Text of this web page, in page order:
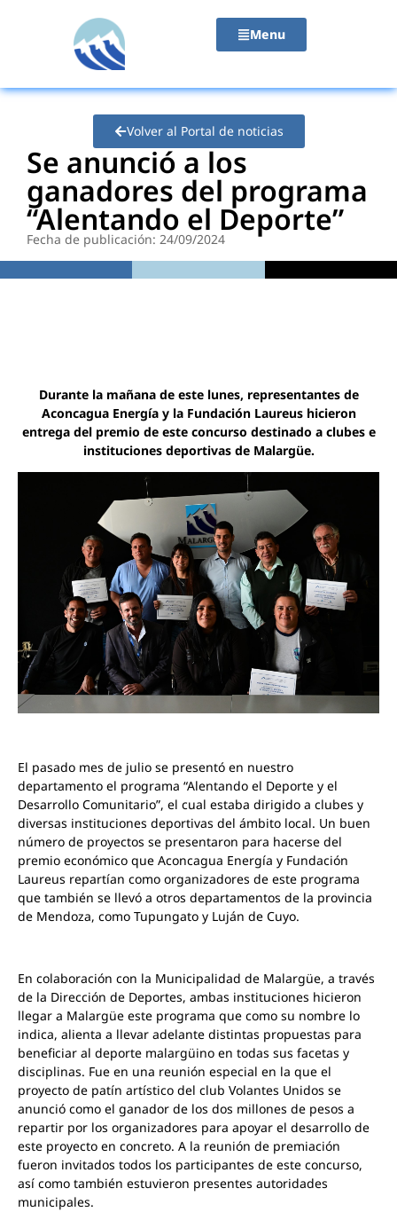
Menu
Volver al Portal de noticias
Se anunció a los
ganadores del programa
“Alentando el Deporte”
Fecha de publicación: 24/09/2024
Durante la mañana de este lunes, representantes de
Aconcagua Energía y la Fundación Laureus hicieron
entrega del premio de este concurso destinado a clubes e
instituciones deportivas de Malargüe.
El pasado mes de julio se presentó en nuestro
departamento el programa “Alentando el Deporte y el
Desarrollo Comunitario”, el cual estaba dirigido a clubes y
diversas instituciones deportivas del ámbito local. Un buen
número de proyectos se presentaron para hacerse del
premio económico que Aconcagua Energía y Fundación
Laureus repartían como organizadores de este programa
que también se llevó a otros departamentos de la provincia
de Mendoza, como Tupungato y Luján de Cuyo.
En colaboración con la Municipalidad de Malargüe, a través
de la Dirección de Deportes, ambas instituciones hicieron
llegar a Malargüe este programa que como su nombre lo
indica, alienta a llevar adelante distintas propuestas para
beneficiar al deporte malargüino en todas sus facetas y
disciplinas. Fue en una reunión especial en la que el
proyecto de patín artístico del club Volantes Unidos se
anunció como el ganador de los dos millones de pesos a
repartir por los organizadores para apoyar el desarrollo de
este proyecto en concreto. A la reunión de premiación
fueron invitados todos los participantes de este concurso,
así como también estuvieron presentes autoridades
municipales.